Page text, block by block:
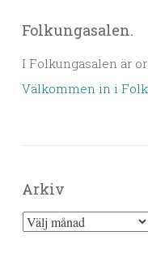
Folkungasalen.
I Folkungasalen är
Välkommen in i
Arkiv
Arkiv